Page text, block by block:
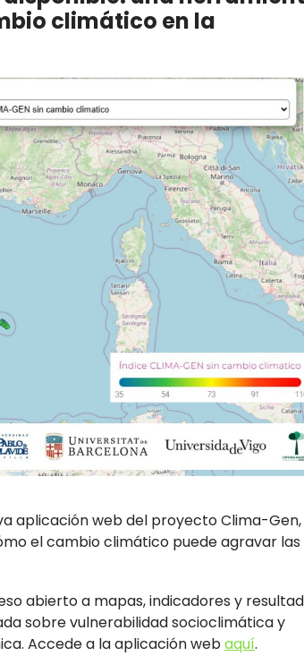
climático en la
aplicación web del proyecto Clima-Gen,
el cambio climático puede agravar las
abierto a mapas, indicadores y
sobre vulnerabilidad socioclimática y
Accede a la aplicación webaquí.